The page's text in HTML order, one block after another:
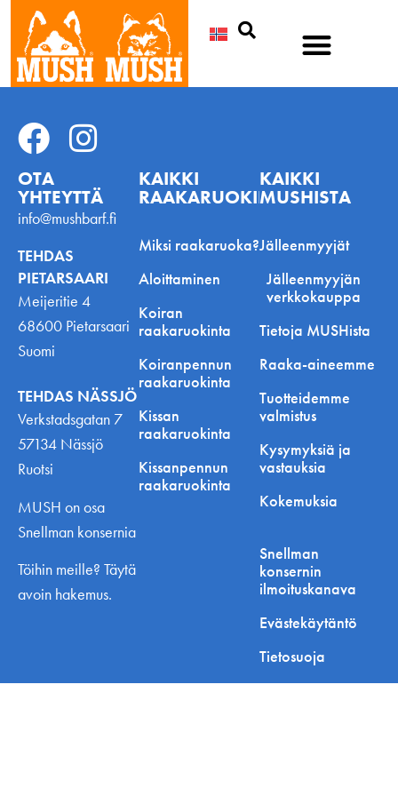
OTA
YHTEYTTÄ
info@mushbarf.fi
TEHDAS
PIETARSAARI
Meijeritie 4
68600 Pietarsaari
Suomi
TEHDAS NÄSSJÖ
Verkstadsgatan 7
57134 Nässjö
Ruotsi
MUSH on osa
Snellman konsernia
Töihin meille? Täytä
avoin hakemus.
KAIKKI
RAAKARUOKINNASTA
Miksi raakaruoka?
Aloittaminen
Koiran
raakaruokinta
Koiranpennun
raakaruokinta
Kissan
raakaruokinta
Kissanpennun
raakaruokinta
KAIKKI
MUSHISTA
Jälleenmyyjät
Jälleenmyyjän
verkkokauppa
Tietoja MUSHista
Raaka-aineemme
Tuotteidemme
valmistus
Kysymyksiä ja
vastauksia
Kokemuksia
Snellman
konsernin
ilmoituskanava
Evästekäytäntö
Tietosuoja